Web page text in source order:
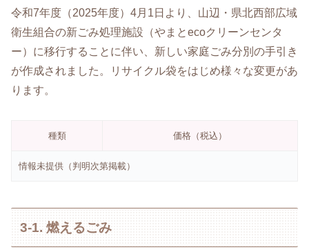
令和7年度（2025年度）4月1日より、山辺・県北西部広域
衛生組合の新ごみ処理施設（やまとecoクリーンセンタ
ー）に移行することに伴い、新しい家庭ごみ分別の手引き
が作成されました。リサイクル袋をはじめ様々な変更があ
ります。
種類 価格（税込）
情報未提供（判明次第掲載）
3-1. 燃えるごみ